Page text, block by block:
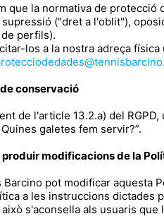
que la normativa de protecció
("dret a l'oblit"),
perfils).
los a la nostra adreça
conservació
de l'article 13.2.a) del
galetes fem servir?”.
produir modificacions de la
Barcino pot modificar aquesta
a les instruccions dictades
això s'aconsella als usuaris